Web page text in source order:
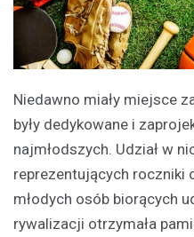
Niedawno miały miejsce
były dedykowane i
najmłodszych. Udział w
reprezentujących roczniki
młodych osób biorących
rywalizacji otrzymała